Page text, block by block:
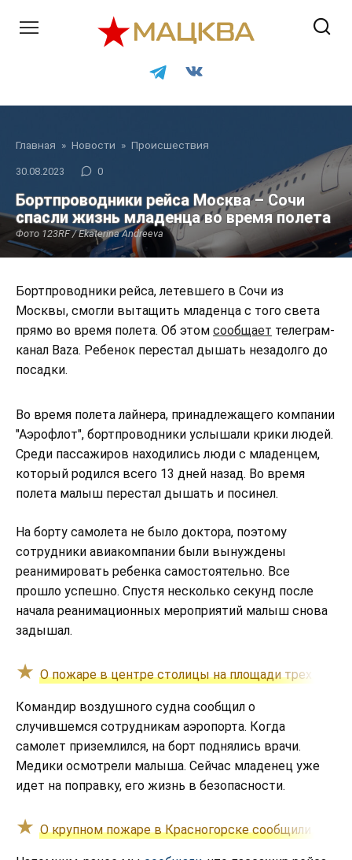
Главная » Новости » Происшествия
30.08.2023 0
Бортпроводники рейса Москва – Сочи
спасли жизнь младенца во время полета
Фото 123RF / Ekaterina Andreeva
Бортпроводники рейса, летевшего в Сочи из
Москвы, смогли вытащить младенца с того света
прямо во время полета. Об этом сообщает телеграм-
канал Baza. Ребенок перестал дышать незадолго до
посадки.
Во время полета лайнера, принадлежащего компании
"Аэрофлот", бортпроводники услышали крики людей.
Среди пассажиров находились люди с младенцем,
который родился всего 13 дней назад. Во время
полета малыш перестал дышать и посинел.
На борту самолета не было доктора, поэтому
сотрудники авиакомпании были вынуждены
реанимировать ребенка самостоятельно. Все
прошло успешно. Спустя несколько секунд после
начала реанимационных мероприятий малыш снова
задышал.
О пожаре в центре столицы на площади трех
Командир воздушного судна сообщил о
случившемся сотрудникам аэропорта. Когда
самолет приземлился, на борт поднялись врачи.
Медики осмотрели малыша. Сейчас младенец уже
идет на поправку, его жизнь в безопасности.
О крупном пожаре в Красногорске сообщили